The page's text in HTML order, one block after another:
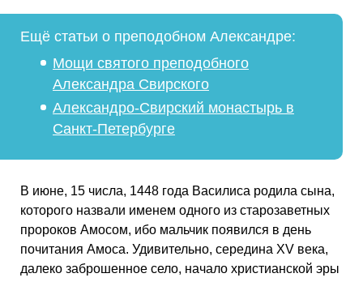
Ещё статьи о преподобном Александре:
Мощи святого преподобного
Александра Свирского
Александро-Свирский монастырь в
Санкт-Петербурге
В июне, 15 числа, 1448 года Василиса родила сына,
которого назвали именем одного из старозаветных
пророков Амосом, ибо мальчик появился в день
почитания Амоса. Удивительно, середина XV века,
далеко заброшенное село, начало христианской эры